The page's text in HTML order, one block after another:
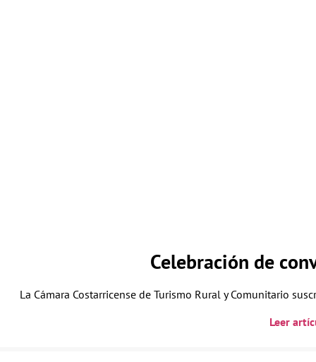
Celebración de
La Cámara Costarricense de Turismo Rural y Comunitario
Leer